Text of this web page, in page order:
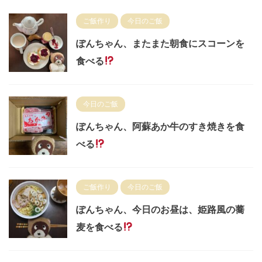
ご飯作り 今日のご飯
ぽんちゃん、またまた朝食にスコーンを
食べる
今日のご飯
ぽんちゃん、阿蘇あか牛のすき焼きを食
べる
ご飯作り 今日のご飯
ぽんちゃん、今日のお昼は、姫路風の蕎
麦を食べる